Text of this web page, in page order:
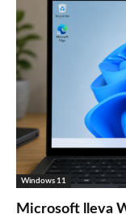
Windows 11
Microsoft lleva